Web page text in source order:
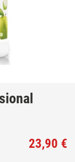
23,90 €